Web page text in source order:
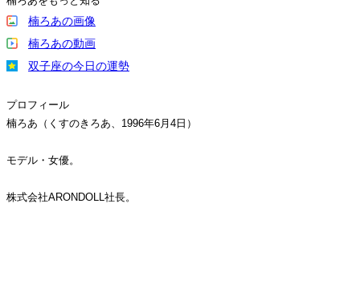
楠ろあの画像
楠ろあの動画
双子座の今日の運勢
プロフィール
楠ろあ（くすのきろあ、1996年6月4日）
モデル・女優。
株式会社ARONDOLL社長。